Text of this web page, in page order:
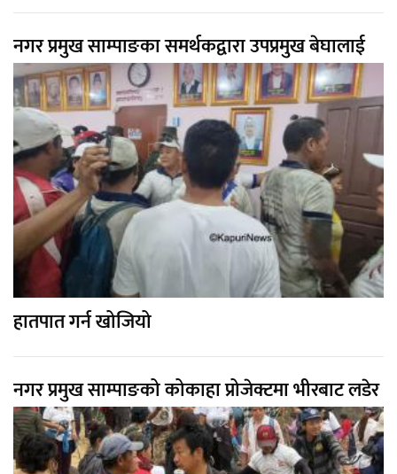
नगर प्रमुख साम्पाङका समर्थकद्वारा उपप्रमुख बेघालाई
हातपात गर्न खोजियो
नगर प्रमुख साम्पाङको कोकाहा प्रोजेक्टमा भीरबाट लडेर